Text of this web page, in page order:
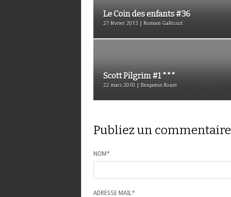
Le Coin des enfants #36
27 février 2013 | Romain Gallissot
Scott Pilgrim #1 ***
22 mars 2010 | Benjamin Roure
Publiez un commentaire
NOM*
ADRESSE MAIL*